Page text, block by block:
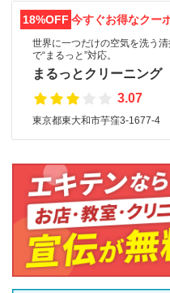
18%OFF 今すぐお得なクー
世界に一つだけの空気を洗う
で“まるっと”対応。
まるっとクリーニング
3.07
東京都東大和市芋窪3-1677-4